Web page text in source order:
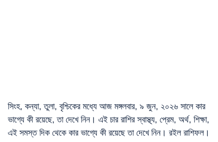
সিংহ, কন্যা, তুলা, বৃশ্চিকের মধ্যে আজ মঙ্গলবার, ৯ জুন, ২০২৬ সালে কার
ভাগ্যে কী রয়েছে, তা দেখে নিন। এই চার রাশির স্বাস্থ্য, প্রেম, অর্থ, শিক্ষা,
এই সমস্ত দিক থেকে কার ভাগ্যে কী রয়েছে তা দেখে নিন। রইল রাশিফল।